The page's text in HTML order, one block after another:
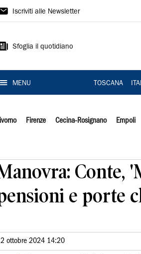
Iscriviti alle Newsletter
Sfoglia il quotidiano
MENU TOSCANA
Firenze Cecina-Rosignano Empoli
Conte,
e porte
ottobre 2024 14:20